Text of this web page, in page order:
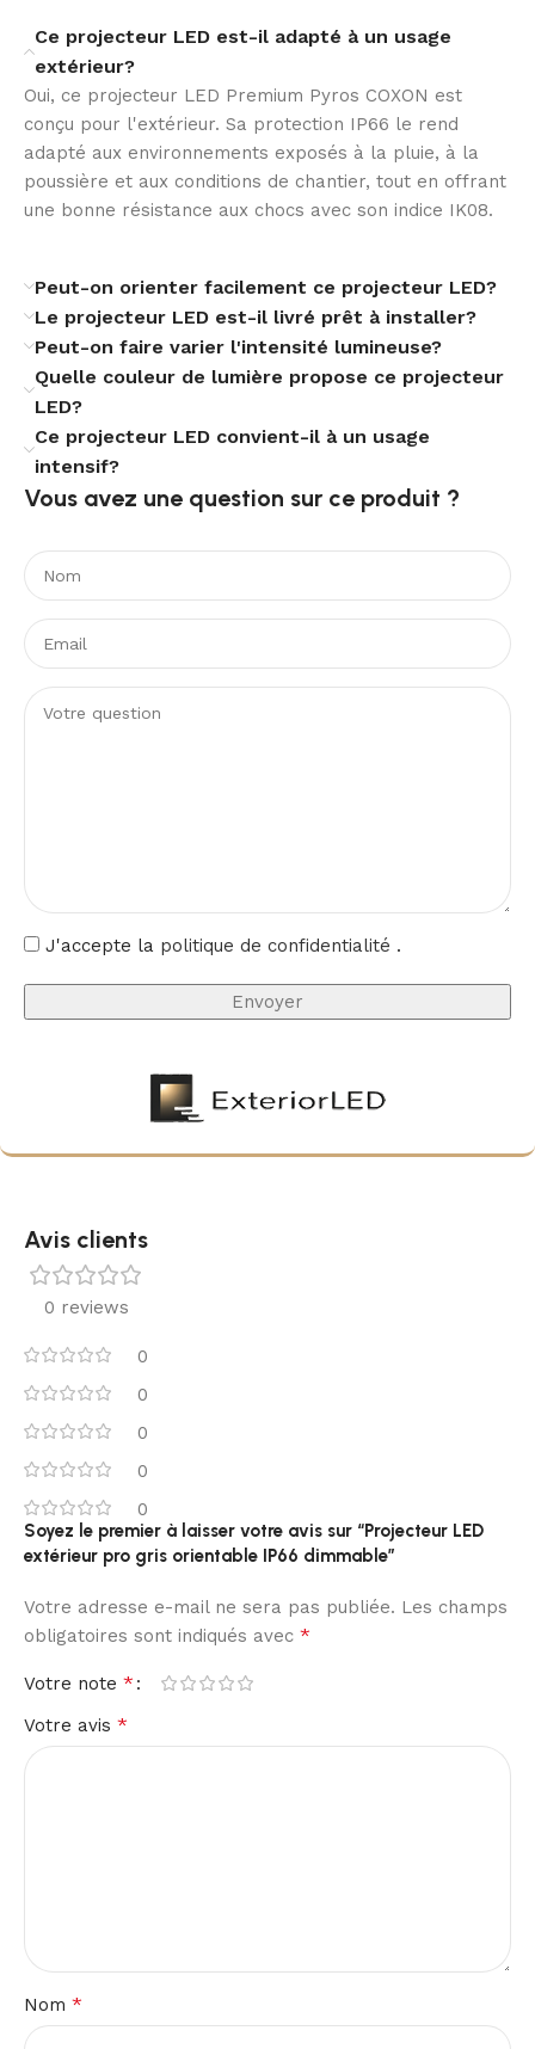
Conçu pour fonctionner de -40 °C à +50 °C, ce modèle
reste performant dans des conditions climatiques
variées. Sa protection contre les surtensions de 10 kV
et sa classe d’isolation électrique I renforcent encore
sa sécurité d’utilisation.
Une lumière adaptable à votre projet
5000K, permet de choisir entre une ambiance chaude,
neutre ou froide selon l’usage recherché. Cette
flexibilité facilite l’intégration du projecteur dans des
environnements techniques, fonctionnels ou plus
accueillants.
Un choix premium pour l’extérieur
Livré avec driver et certifié CE, RoHS, CB et ENEC, le
projets qui exigent à la fois qualité, sécurité et
longévité. Sa garantie de 5 ans et sa durée de vie
pérenne.
Avec son design gris RAL 9006, son installation en
Ce projecteur LED est-il adapté à un usage
extérieur?
Oui, ce projecteur LED Premium Pyros COXON est
conçu pour l'extérieur. Sa protection IP66 le rend
adapté aux environnements exposés à la pluie, à la
poussière et aux conditions de chantier, tout en offrant
une bonne résistance aux chocs avec son indice IK08.
Peut-on orienter facilement ce projecteur LED?
Le projecteur LED est-il livré prêt à installer?
Peut-on faire varier l'intensité lumineuse?
Quelle couleur de lumière propose ce projecteur
LED?
Ce projecteur LED convient-il à un usage
intensif?
Vous avez une question sur ce produit ?​
J'accepte la politique de confidentialité .
Avis clients
0 reviews
0
0
0
0
0
Soyez le premier à laisser votre avis sur “Projecteur LED
extérieur pro gris orientable IP66 dimmable”
Votre adresse e-mail ne sera pas publiée. Les champs
obligatoires sont indiqués avec *
Votre note *
Votre avis *
Nom *